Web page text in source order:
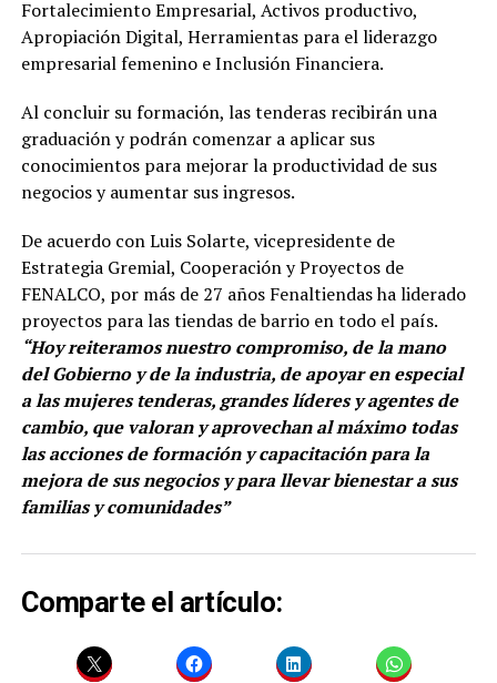
Fortalecimiento Empresarial, Activos productivo,
Apropiación Digital, Herramientas para el liderazgo
empresarial femenino e Inclusión Financiera.
Al concluir su formación, las tenderas recibirán una
graduación y podrán comenzar a aplicar sus
conocimientos para mejorar la productividad de sus
negocios y aumentar sus ingresos.
De acuerdo con Luis Solarte, vicepresidente de
Estrategia Gremial, Cooperación y Proyectos de
FENALCO, por más de 27 años Fenaltiendas ha liderado
proyectos para las tiendas de barrio en todo el país.
“Hoy reiteramos nuestro compromiso, de la mano
del Gobierno y de la industria, de apoyar en especial
a las mujeres tenderas, grandes líderes y agentes de
cambio, que valoran y aprovechan al máximo todas
las acciones de formación y capacitación para la
mejora de sus negocios y para llevar bienestar a sus
familias y comunidades”
Comparte el artículo: